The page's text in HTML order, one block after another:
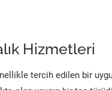
Hizmetleri
tercih edilen bir